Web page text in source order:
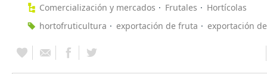
Comercialización y mercados Frutales
Hortícolas
hortofruticultura
exportación de fruta exportación